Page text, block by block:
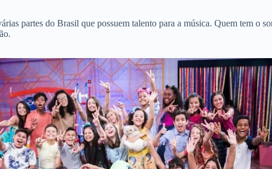
partes do Brasil que possuem talento para a música. Quem tem o